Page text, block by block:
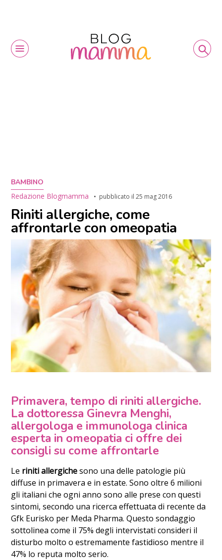
BAMBINO
Redazione Blogmamma
pubblicato il25 mag 2016
Riniti allergiche, come
affrontarle con omeopatia
Primavera, tempo di riniti allergiche.
La dottoressa Ginevra Menghi,
allergologa e immunologa clinica
esperta in omeopatia ci offre dei
consigli su come affrontarle
Le riniti allergichesono una delle patologie più
diffuse in primavera e in estate. Sono oltre 6 milioni
gli italiani che ogni anno sono alle prese con questi
sintomi, secondo una ricerca effettuata di recente da
Gfk Eurisko per Meda Pharma. Questo sondaggio
sottolinea come il 75% degli intervistati consideri il
disturbo molto o estremamente fastidioso mentre il
47% lo reputa molto serio.